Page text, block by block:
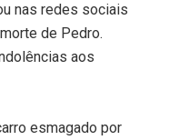
nas redes sociais
de Pedro.
aos
esmagado por